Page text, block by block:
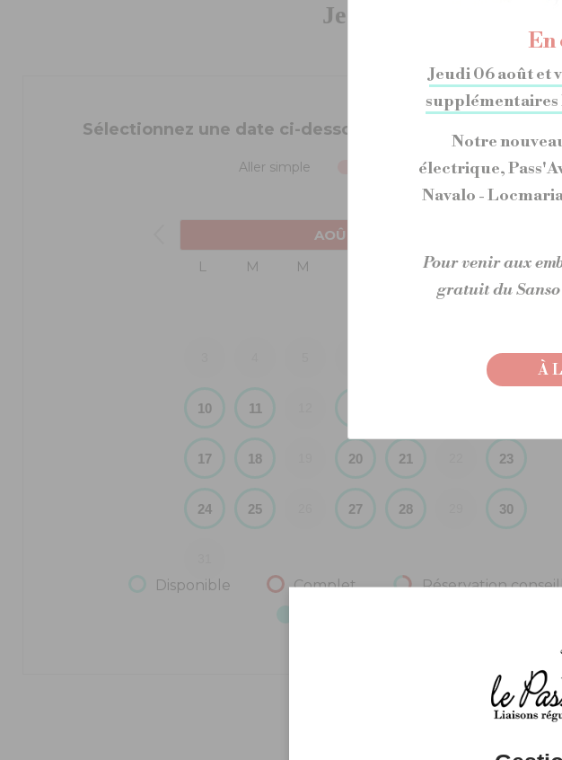
Je réserve ma
Sélectionnez une date ci-dessous pour réserver cette
Aller simple Aller / retour
AOÛT
L
M M S D
9
10 11
17 18 20 21 23
24 25 27 28 30
Disponible Complet
Réservation
En
Jeudi 06 août et
supplémentaires
Notre
électrique,
Navalo -
Pour venir aux
gratuit du
À